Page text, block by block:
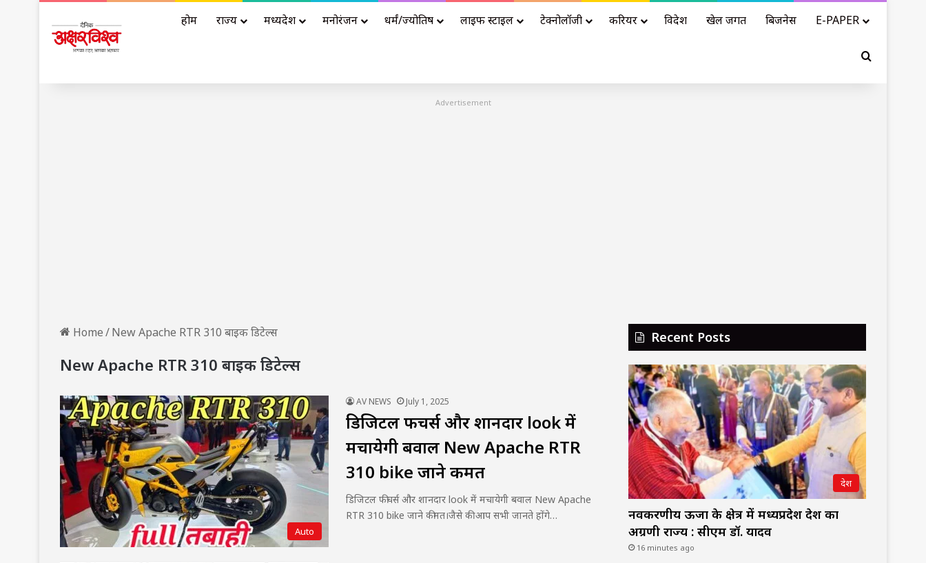
होम राज्य मध्यप्रदेश मनोरंजन धर्मं/ज्योतिष लाइफ स्टाइल टेक्नोलॉजी करियर विदेश खेल जगत बिजनेस E-PAPER
Search for
Advertisement
Home/New Apache RTR 310 बाइक डिटेल्स
New Apache RTR 310 बाइक डिटेल्स
Auto
AV NEWS July 1, 2025
डिजिटल फीचर्स और शानदार look में
मचायेगी बवाल New Apache RTR
310 bike जाने कीमत
डिजिटल फीचर्स और शानदार look में मचायेगी बवाल New Apache
RTR 310 bike जाने कीमत।जैसे की आप सभी जानते होंगे…
Recent Posts
देश
नवकरणीय ऊर्जा के क्षेत्र में मध्यप्रदेश देश का
अग्रणी राज्य : सीएम डॉ. यादव
16 minutes ago